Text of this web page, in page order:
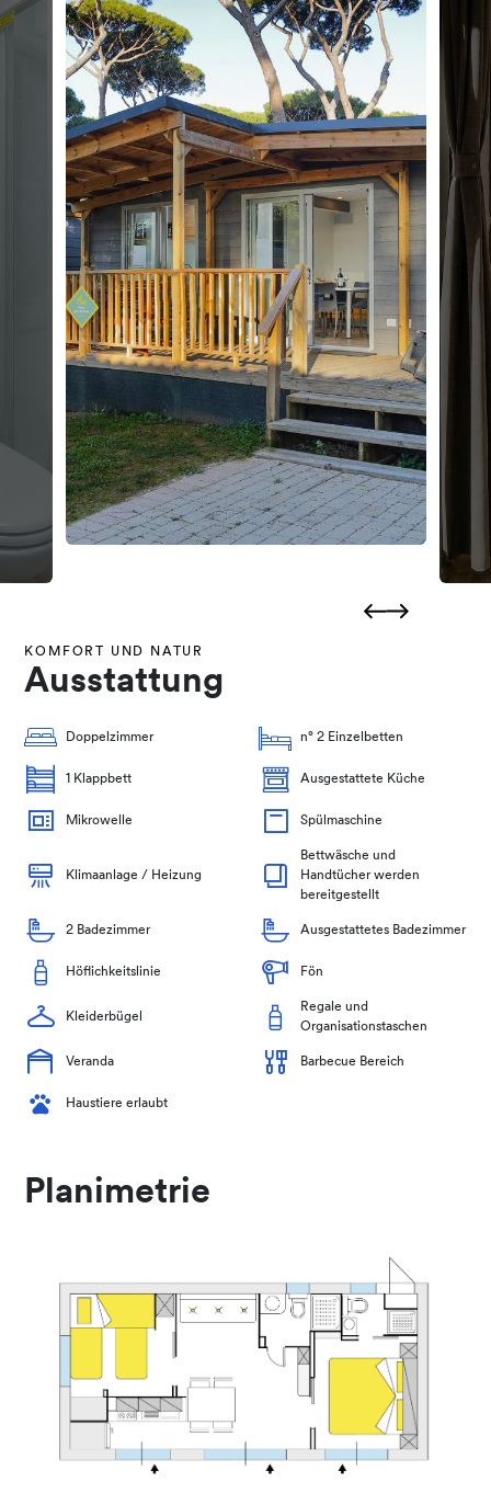
KOMFORT UND NATUR
Ausstattung
Doppelzimmer n° 2 Einzelbetten
1 Klappbett Ausgestattete Küche
Mikrowelle Spülmaschine
Klimaanlage / Heizung
Bettwäsche und
Handtücher werden
bereitgestellt
2 Badezimmer Ausgestattetes Badezimmer
Höflichkeitslinie Fön
Kleiderbügel
Regale und
Organisationstaschen
Veranda Barbecue Bereich
Haustiere erlaubt
Planimetrie